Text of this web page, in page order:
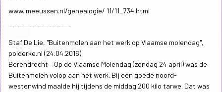
www. meeussen.nl/genealogie/ 11/11_734.html
-------------------------
Staf De Lie, "Buitenmolen aan het werk op Vlaamse molendag",
polderke.nl (24.04.2016)
Berendrecht – Op de Vlaamse Molendag (zondag 24 april) was de
Buitenmolen volop aan het werk. Bij een goede noord-
westenwind maalde hij tijdens de middag 200 kilo tarwe. Dat was